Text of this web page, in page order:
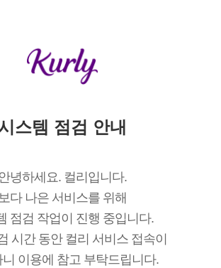
스템 점검 안내
안녕하세요. 컬리입니다.
다 나은 서비스를 위해
점검 작업이 진행 중입니다.
시간 동안 컬리 서비스 접속이
이용에 참고 부탁드립니다.